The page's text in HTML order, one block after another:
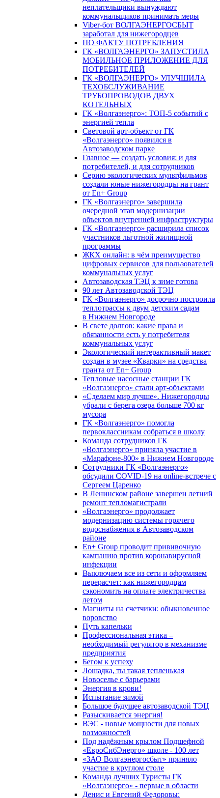
неплательщики вынуждают
коммунальщиков принимать меры
Viber-бот ВОЛГАЭНЕРГОСБЫТ
заработал для нижегородцев
ПО ФАКТУ ПОТРЕБЛЕНИЯ
ГК «ВОЛГАЭНЕРГО» ЗАПУСТИЛА
МОБИЛЬНОЕ ПРИЛОЖЕНИЕ ДЛЯ
ПОТРЕБИТЕЛЕЙ
ГК «ВОЛГАЭНЕРГО» УЛУЧШИЛА
ТЕХОБСЛУЖИВАНИЕ
ТРУБОПРОВОДОВ ДВУХ
КОТЕЛЬНЫХ
ГК «Волгаэнерго»: ТОП-5 событий с
энергией тепла
Световой арт-объект от ГК
«Волгаэнерго» появился в
Автозаводском парке
Главное — создать условия: и для
потребителей, и для сотрудников
Серию экологических мультфильмов
создали юные нижегородцы на грант
от En+ Group
ГК «Волгаэнерго» завершила
очередной этап модернизации
объектов внутренней инфраструктуры
ГК «Волгаэнерго» расширила список
участников льготной жилищной
программы
ЖКХ онлайн: в чём преимущество
цифровых сервисов для пользователей
коммунальных услуг
Автозаводская ТЭЦ к зиме готова
90 лет Автозаводской ТЭЦ
ГК «Волгаэнерго» досрочно построила
теплотрассы к двум детским садам
в Нижнем Новгороде
В свете долгов: какие права и
обязанности есть у потребителя
коммунальных услуг
Экологический интерактивный макет
создан в музее «Кварки» на средства
гранта от En+ Group
Тепловые насосные станции ГК
«Волгаэнерго» стали арт-объектами
«Сделаем мир лучше». Нижегородцы
убрали с берега озера больше 700 кг
мусора
ГК «Волгаэнерго» помогла
первоклассникам собраться в школу
Команда сотрудников ГК
«Волгаэнерго» приняла участие в
«Марафоне-800» в Нижнем Новгороде
Сотрудники ГК «Волгаэнерго»
обсудили COVID-19 на online-встрече с
Сергеем Царенко
В Ленинском районе завершен летний
ремонт тепломагистрали
«Волгаэнерго» продолжает
модернизацию системы горячего
водоснабжения в Автозаводском
районе
En+ Group проводит прививочную
кампанию против коронавирусной
инфекции
Выключаем все из сети и оформляем
перерасчет: как нижегородцам
сэкономить на оплате электричества
летом
Магниты на счетчики: обыкновенное
воровство
Путь капельки
Профессиональная этика –
необходимый регулятор в механизме
предприятия
Бегом к успеху
Лошадка, ты такая тепленькая
Новоселье с барьерами
Энергия в крови!
Испытание зимой
Большое будущее автозаводской ТЭЦ
Разыскивается энергия!
ВЭС - новые мощности для новых
возможностей
Под надёжным крылом Подшефной
«ЕвроСибЭнерго» школе - 100 лет
«ЗАО Волгаэнергосбыт» приняло
участие в круглом столе
Команда лучших Туристы ГК
«Волгаэнерго» - первые в области
Денис и Евгений Федоровы: